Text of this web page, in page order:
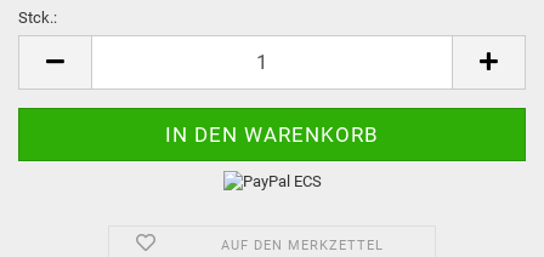
Stck.:
AUF DEN MERKZETTEL